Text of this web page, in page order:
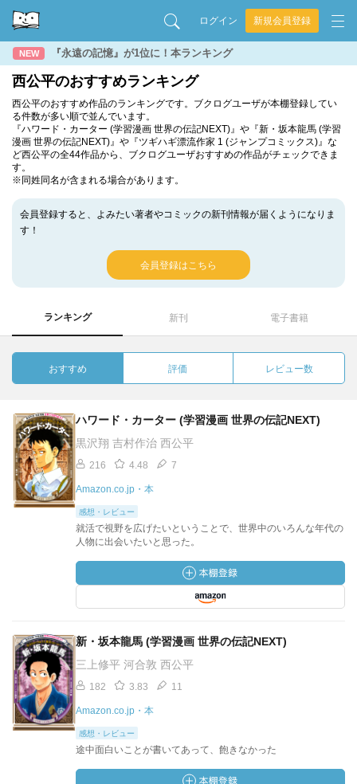
ログイン 新規会員登録
NEW 『永遠の記憶』が1位に！本ランキング
西公平のおすすめランキング
西公平のおすすめ作品のランキングです。ブクログユーザが本棚登録してい
る件数が多い順で並んでいます。
『ハワード・カーター (学習漫画 世界の伝記NEXT)』や『新・坂本龍馬 (学習
漫画 世界の伝記NEXT)』や『ツギハギ漂流作家 1 (ジャンプコミックス)』な
ど西公平の全44作品から、ブクログユーザおすすめの作品がチェックできま
す。
※同姓同名が含まれる場合があります。
会員登録すると、よみたい著者やコミックの新刊情報が届くようになりま
す！
会員登録はこちら
ランキング 新刊 電子書籍
おすすめ 評価 レビュー数
ハワード・カーター (学習漫画 世界の伝記NEXT)
黒沢翔 吉村作治 西公平
216 4.48 7
Amazon.co.jp・本
感想・レビュー
就活で視野を広げたいということで、世界中のいろんな年代の
人物に出会いたいと思った。
新・坂本龍馬 (学習漫画 世界の伝記NEXT)
三上修平 河合敦 西公平
182 3.83 11
Amazon.co.jp・本
感想・レビュー
途中面白いことが書いてあって、飽きなかった